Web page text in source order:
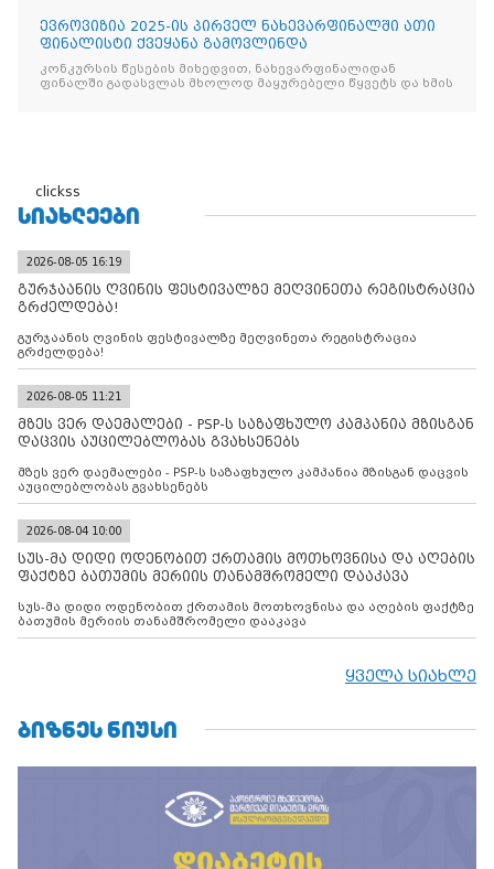
ევროვიზია 2025-ის პირველ ნახევარფინალში ათი
ფინალისტი ქვეყანა გამოვლინდა
კონკურსის წესების მიხედვით, ნახევარფინალიდან
ფინალში გადასვლას მხოლოდ მაყურებელი წყვეტს და ხმის
clickss
ᲡᲘᲐᲮᲚᲔᲔᲑᲘ
2026-08-05 16:19
გურჯაანის ღვინის ფესტივალზე მეღვინეთა რეგისტრაცია
გრძელდება!
გურჯაანის ღვინის ფესტივალზე მეღვინეთა რეგისტრაცია
გრძელდება!
2026-08-05 11:21
მზეს ვერ დაემალები - PSP-ს საზაფხულო კამპანია მზისგან
დაცვის აუცილებლობას გვახსენებს
მზეს ვერ დაემალები - PSP-ს საზაფხულო კამპანია მზისგან დაცვის
აუცილებლობას გვახსენებს
2026-08-04 10:00
სუს-მა დიდი ოდენობით ქრთამის მოთხოვნისა და აღების
ფაქტზე ბათუმის მერიის თანამშრომელი დააკავა
სუს-მა დიდი ოდენობით ქრთამის მოთხოვნისა და აღების ფაქტზე
ბათუმის მერიის თანამშრომელი დააკავა
ყველა სიახლე
ᲑᲘᲖᲜᲔᲡ ᲜᲘᲣᲡᲘ